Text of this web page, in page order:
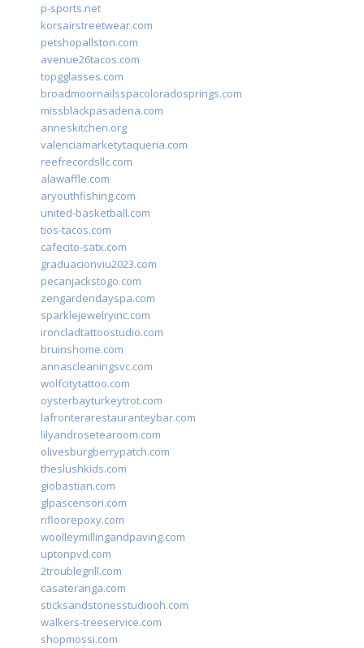
p-sports.net
korsairstreetwear.com
petshopallston.com
avenue26tacos.com
topgglasses.com
broadmoornailsspacoloradosprings.com
missblackpasadena.com
anneskitchen.org
valenciamarketytaqueria.com
reefrecordsllc.com
alawaffle.com
aryouthfishing.com
united-basketball.com
tios-tacos.com
cafecito-satx.com
graduacionviu2023.com
pecanjackstogo.com
zengardendayspa.com
sparklejewelryinc.com
ironcladtattoostudio.com
bruinshome.com
annascleaningsvc.com
wolfcitytattoo.com
oysterbayturkeytrot.com
lafronterarestauranteybar.com
lilyandrosetearoom.com
olivesburgberrypatch.com
theslushkids.com
giobastian.com
glpascensori.com
rifloorepoxy.com
woolleymillingandpaving.com
uptonpvd.com
2troublegrill.com
casateranga.com
sticksandstonesstudiooh.com
walkers-treeservice.com
shopmossi.com